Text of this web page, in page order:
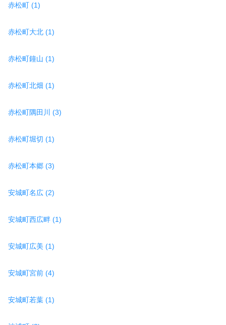
赤松町 (1)
赤松町大北 (1)
赤松町鐘山 (1)
赤松町北畑 (1)
赤松町隅田川 (3)
赤松町堀切 (1)
赤松町本郷 (3)
安城町名広 (2)
安城町西広畔 (1)
安城町広美 (1)
安城町宮前 (4)
安城町若葉 (1)